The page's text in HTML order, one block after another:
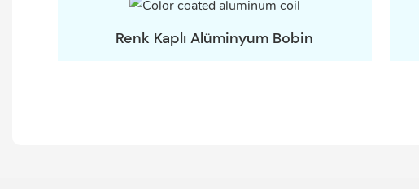
Renk Kaplı Alüminyum Bobin